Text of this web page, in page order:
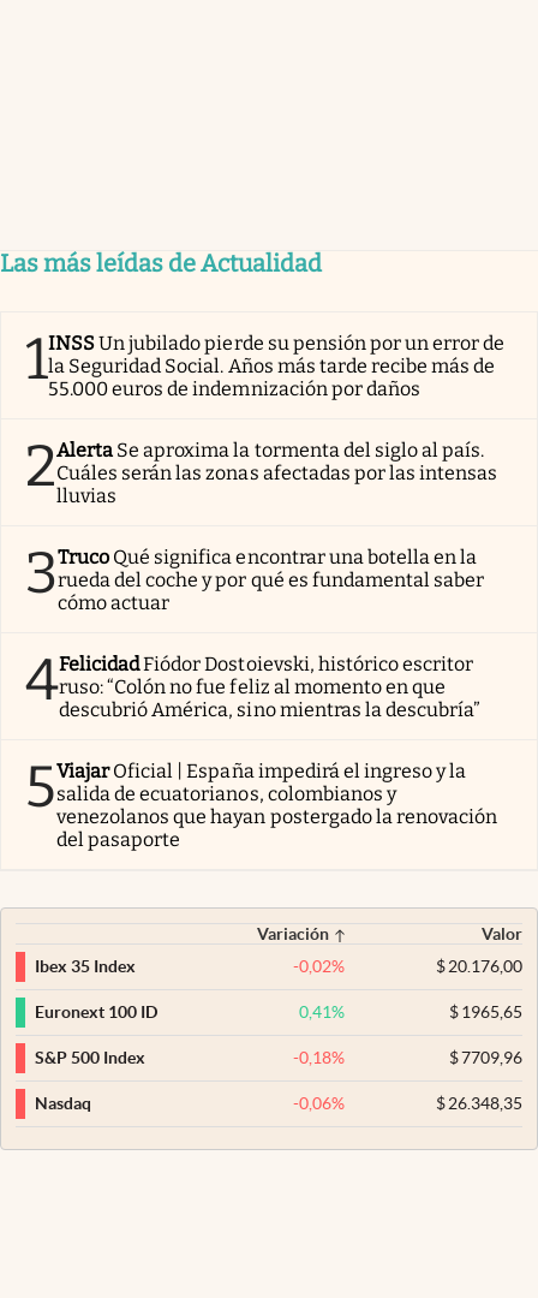
Las más leídas de Actualidad
1INSSUn jubilado pierde su pensión por un error de
la Seguridad Social. Años más tarde recibe más de
55.000 euros de indemnización por daños
2Alerta Se aproxima la tormenta del siglo al país.
Cuáles serán las zonas afectadas por las intensas
lluvias
3Truco Qué significa encontrar una botella en la
rueda del coche y por qué es fundamental saber
cómo actuar
4FelicidadFiódor Dostoievski, histórico escritor
ruso: “Colón no fue feliz al momento en que
descubrió América, sino mientras la descubría”
5Viajar Oficial | España impedirá el ingreso y la
salida de ecuatorianos, colombianos y
venezolanos que hayan postergado la renovación
del pasaporte
Variación
Valor
Ibex 35 Index
-0,02% $20.176,00
Euronext 100 ID 0,41% $1965,65
S&P 500 Index -0,18% $7709,96
Nasdaq -0,06% $26.348,35